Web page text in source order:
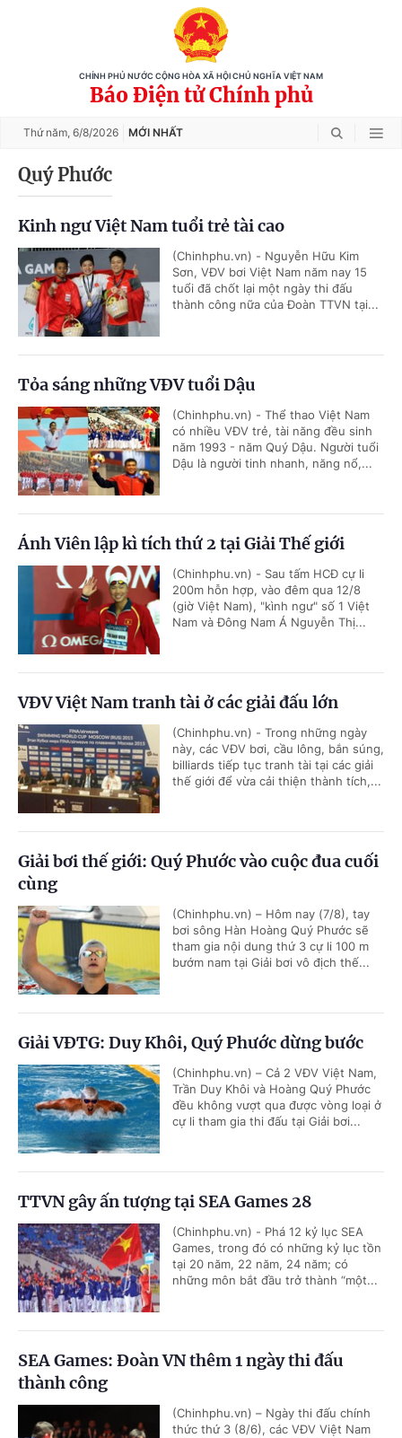
CHÍNH PHỦ NƯỚC CỘNG HÒA XÃ HỘI CHỦ NGHĨA VIỆT NAM
Báo Điện tử Chính phủ
Thứ năm, 6/8/2026 MỚI NHẤT
Quý Phước
Kinh ngư Việt Nam tuổi trẻ tài cao
(Chinhphu.vn) - Nguyễn Hữu Kim
Sơn, VĐV bơi Việt Nam năm nay 15
tuổi đã chốt lại một ngày thi đấu
thành công nữa của Đoàn TTVN tại...
Tỏa sáng những VĐV tuổi Dậu
(Chinhphu.vn) - Thể thao Việt Nam
có nhiều VĐV trẻ, tài năng đều sinh
năm 1993 - năm Quý Dậu. Người tuổi
Dậu là người tinh nhanh, năng nổ,...
Ánh Viên lập kì tích thứ 2 tại Giải Thế giới
(Chinhphu.vn) - Sau tấm HCĐ cự li
200m hỗn hợp, vào đêm qua 12/8
(giờ Việt Nam), "kình ngư" số 1 Việt
Nam và Đông Nam Á Nguyễn Thị...
VĐV Việt Nam tranh tài ở các giải đấu lớn
(Chinhphu.vn) - Trong những ngày
này, các VĐV bơi, cầu lông, bắn súng,
billiards tiếp tục tranh tài tại các giải
thế giới để vừa cải thiện thành tích,...
Giải bơi thế giới: Quý Phước vào cuộc đua cuối
cùng
(Chinhphu.vn) – Hôm nay (7/8), tay
bơi sông Hàn Hoàng Quý Phước sẽ
tham gia nội dung thứ 3 cự li 100 m
bướm nam tại Giải bơi vô địch thế...
Giải VĐTG: Duy Khôi, Quý Phước dừng bước
(Chinhphu.vn) – Cả 2 VĐV Việt Nam,
Trần Duy Khôi và Hoàng Quý Phước
đều không vượt qua được vòng loại ở
cự li tham gia thi đấu tại Giải bơi...
TTVN gây ấn tượng tại SEA Games 28
(Chinhphu.vn) - Phá 12 kỷ lục SEA
Games, trong đó có những kỷ lục tồn
tại 20 năm, 22 năm, 24 năm; có
những môn bắt đầu trở thành “một...
SEA Games: Đoàn VN thêm 1 ngày thi đấu
thành công
(Chinhphu.vn) – Ngày thi đấu chính
thức thứ 3 (8/6), các VĐV Việt Nam